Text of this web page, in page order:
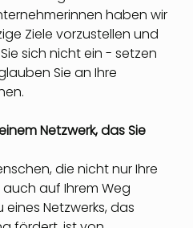
haben wir
Ziele vorzustellen und
sich nicht ein - setzen
Sie an Ihre
Netzwerk, das Sie
die nicht nur Ihre
auch auf Ihrem Weg
Netzwerks, das